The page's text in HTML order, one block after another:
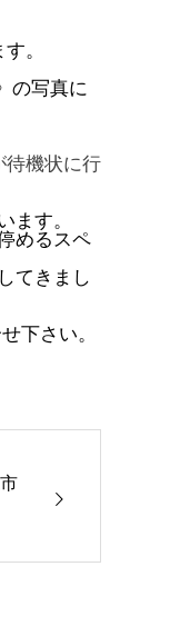
。
の写真に
待機状に行
ます。
めるスペ
てきまし
下さい。